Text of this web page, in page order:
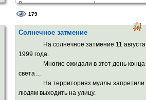
В противоречье троится фотон.
Одно другое заменить готово.
И в пику забытью всё помнит плоть.
Вот равновесье выдавило стон,
За ним протестом выскочило слово –
И вздрогнул мной ужаленный Господь!
179
Солнечное затмение
На солнечное затмение 11 августа
1999 года.
Многие ожидали в этот день конца
света…
На территориях муллы запретили
людям выходить на улицу.